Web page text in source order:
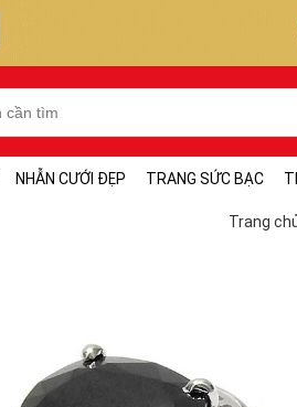
NHẪN CƯỚI ĐẸP TRANG SỨC BẠC
Trang